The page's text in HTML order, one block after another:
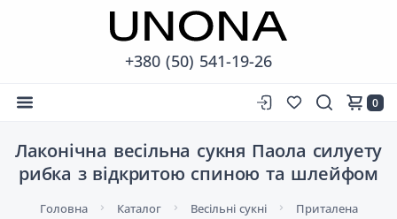
+380 (50) 541-19-26
0
Лаконічна весільна сукня Паола силуету
рибка з відкритою спиною та шлейфом
Головна Каталог Весільні сукні
Приталена